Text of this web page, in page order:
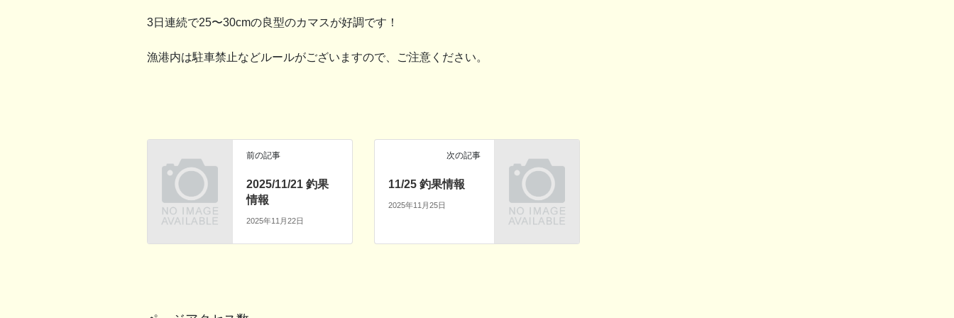
3日連続で25〜30cmの良型のカマスが好調です！
漁港内は駐車禁止などルールがございますので、ご注意ください。
前の記事
2025/11/21 釣果
情報
2025年11月22日
次の記事
11/25 釣果情報
2025年11月25日